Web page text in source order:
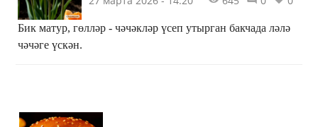
Бик матур, гөлләр - чәчәкләр үсеп утырган бакчада ләлә
чәчәге үскән.